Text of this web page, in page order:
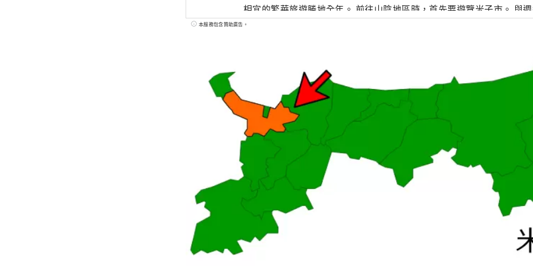
相宜的繁華旅遊勝地全年。 前往山陰地區時，首先要遊覽米子市。 與週邊魅力城鎮聯
動，輕鬆完成古蹟之旅、美食之旅、神話之旅等各種類型的觀光。
本服務包含贊助廣告。